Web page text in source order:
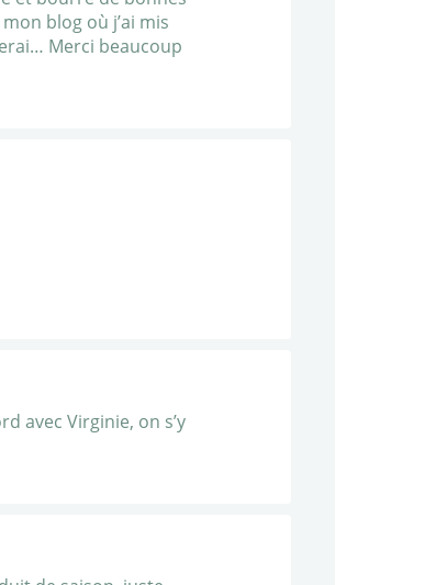
blog où j’ai mis
Merci beaucoup
avec Virginie, on s’y